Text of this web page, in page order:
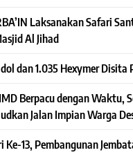
Laksanakan Safari
Al Jihad
dan 1.035 Hexymer Disita
Berpacu dengan Waktu,
Jalan Impian Warga
Ke-13, Pembangunan